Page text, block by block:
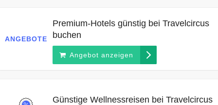
ANGEBOTE
Premium-Hotels günstig bei Travelcircus
buchen
Angebot anzeigen
Günstige Wellnessreisen bei Travelcircus